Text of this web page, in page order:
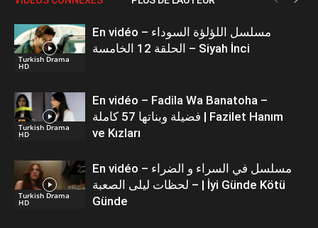
Turkish Drama
HD
En vidéo – مسلسل اللؤلؤة السوداء
الحلقة 12 الخامسة – Siyah İnci
Turkish Drama
HD
En vidéo – Fadila Wa Banatoha –
فضيلة وبناتها 57 كاملة | Fazilet Hanım
ve Kızları
Turkish Drama
HD
En vidéo – مسلسل في السراء و الضراء
– لحظات ليلى الصعبة | İyi Günde Kötü
Günde